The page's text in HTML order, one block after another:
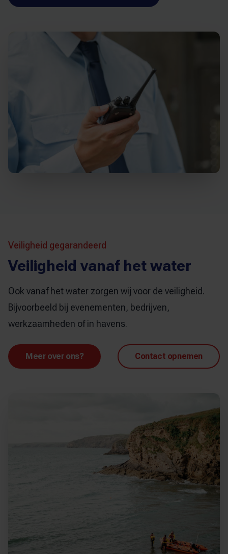
Veiligheid gegarandeerd
Veiligheid vanaf het water
Ook vanaf het water zorgen wij voor de veiligheid.
Bijvoorbeeld bij evenementen, bedrijven,
werkzaamheden of in havens.
Meer over ons? Contact opnemen